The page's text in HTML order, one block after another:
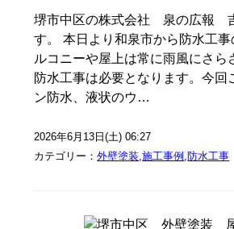
堺市中区の株式会社 泉の広報
す。 本日より和泉市から防水工
ルコニーや屋上は常に雨風にさら
防水工事は必要となります。今回
ン防水、液状のウ…
2026年6月13日(土) 06:27
カテゴリー：外壁塗装,施工事例 ,防水工事